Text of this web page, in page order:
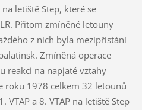
letiště Step, které se
Přitom zmíněné letouny
z nich byla mezipřistání
Zmíněná operace
reakci na napjaté vztahy
roku 1978 celkem 32 letounů
VTAP a 8. VTAP na letiště Step